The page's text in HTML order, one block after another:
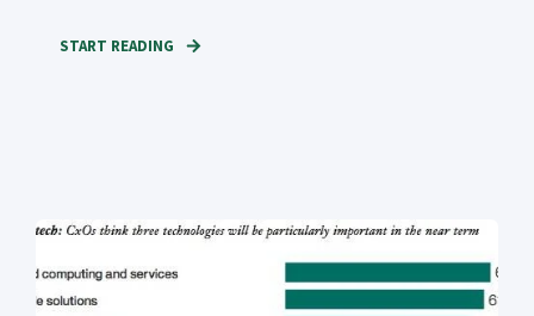
START READING